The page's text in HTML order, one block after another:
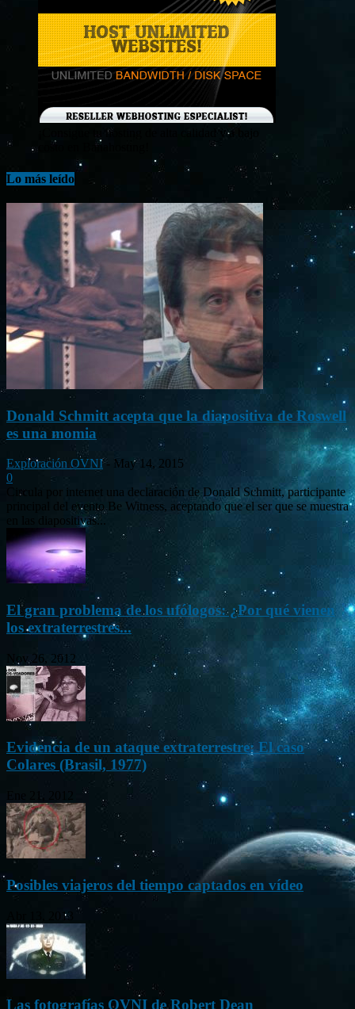
¡Consigue tu hosting de alta calidad y a bajo
costo en Banahosting!
Lo más leído
Donald Schmitt acepta que la diapositiva de Roswell
es una momia
Exploración OVNI - May 14, 2015
0
Circula por internet una declaración de Donald Schmitt, participante
principal del evento Be Witness, aceptando que el ser que se muestra
en las diapositivas...
El gran problema de los ufólogos: ¿Por qué vienen
los extraterrestres...
Nov 26, 2012
Evidencia de un ataque extraterrestre: El caso
Colares (Brasil, 1977)
Posibles viajeros del tiempo captados en vídeo
Abr 13, 2013
Las fotografías OVNI de Robert Dean